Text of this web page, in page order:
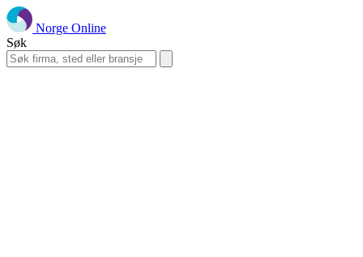
Norge Online
Søk